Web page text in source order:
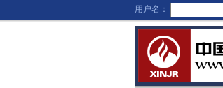
用户名：